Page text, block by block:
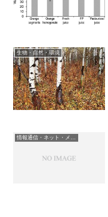
生物・自然・環境
情報通信・ネット・メディア